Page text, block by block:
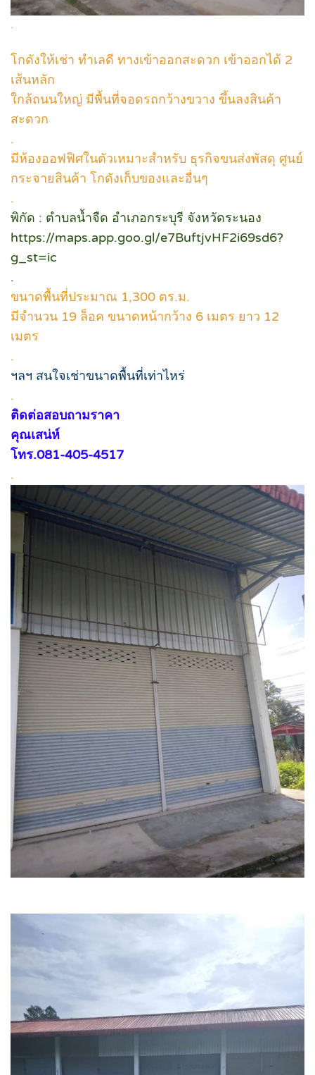
.
โกดังให้เช่า ทำเลดี ทางเข้าออกสะดวก เข้าออกได้ 2
เส้นหลัก
ใกล้ถนนใหญ่ มีพื้นที่จอดรถกว้างขวาง ขึ้นลงสินค้า
สะดวก
.
มีห้องออฟฟิศในตัวเหมาะสำหรับ ธุรกิจขนส่งพัสดุ ศูนย์
กระจายสินค้า โกดังเก็บของและอื่นๆ
.
พิกัด : ตำบลน้ำจืด อำเภอกระบุรี จังหวัดระนอง
https://maps.app.goo.gl/e7BuftjvHF2i69sd6?
g_st=ic
.
ขนาดพื้นที่ประมาณ 1,300 ตร.ม.
มีจำนวน 19 ล็อค ขนาดหน้ากว้าง 6 เมตร ยาว 12
เมตร
.
ฯลฯ สนใจเช่าขนาดพื้นที่เท่าไหร่
.
ติดต่อสอบถามราคา
คุณเสน่ห์
โทร.081-405-4517
.